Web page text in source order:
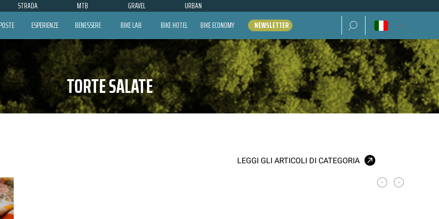
STRADA MTB GRAVEL URBAN
ESPERIENZE BENESSERE BIKE LAB BIKE HOTEL BIKE ECONOMY NEWSLETTER Ricerca per:
TORTE SALATE
LEGGI GLI ARTICOLI DI CATEGORIA